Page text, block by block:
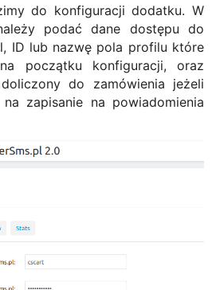
do konfiguracji dodatku. W
podać dane dostępu do
ID lub nazwę pola profilu które
początku konfiguracji, oraz
do zamówienia jeżeli
zapisanie na powiadomienia